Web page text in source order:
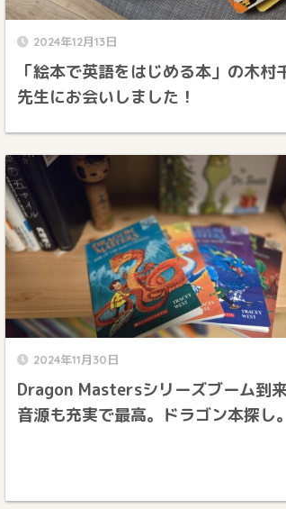
2024年12月13日
「絵本で英語をはじめる本」の木村
先生にお会いしました！
2024年11月30日
Dragon Mastersシリーズブーム到来
音源も充実で最高。ドラゴン本探し。